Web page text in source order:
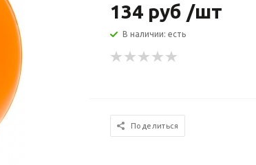
134 руб /шт
В наличии: есть
Поделиться